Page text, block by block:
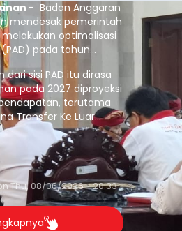
- Badan Anggaran
mendesak pemerintah
optimalisasi
pada tahun
sisi PAD itu dirasa
pada 2027 diproyeksi
terutama
Transfer Ke Luar
pusat.
Thu, 08/06/2026 - 20:33